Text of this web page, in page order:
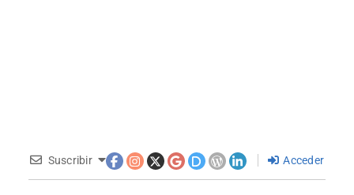
Suscribir Acceder